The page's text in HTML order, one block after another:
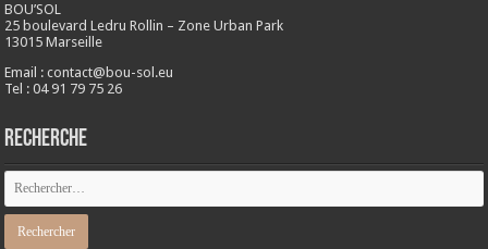
BOU’SOL
25 boulevard Ledru Rollin – Zone Urban Park
13015 Marseille
Email : contact@bou-sol.eu
Tel : 04 91 79 75 26
RECHERCHE